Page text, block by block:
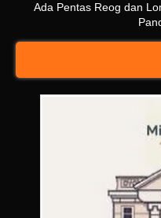
Ada Pentas Reog dan